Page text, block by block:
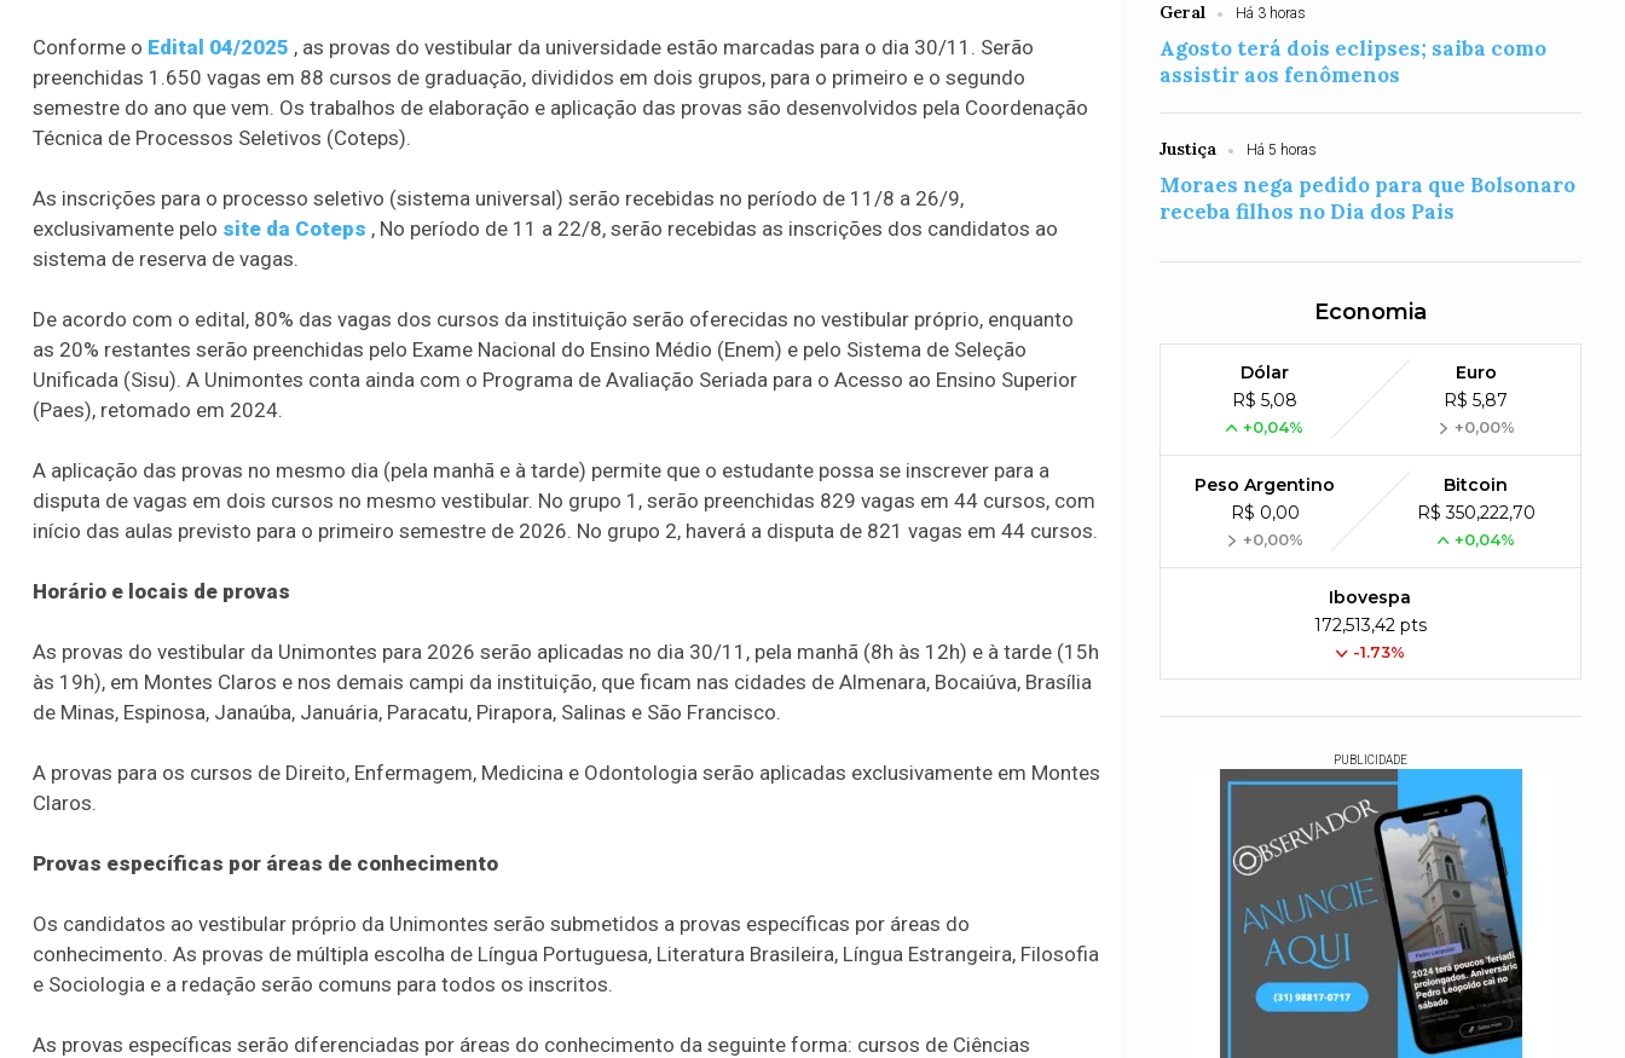
Conforme o Edital 04/2025 , as provas do vestibular da universidade estão marcadas para o dia 30/11. Serão
preenchidas 1.650 vagas em 88 cursos de graduação, divididos em dois grupos, para o primeiro e o segundo
semestre do ano que vem. Os trabalhos de elaboração e aplicação das provas são desenvolvidos pela Coordenação
Técnica de Processos Seletivos (Coteps).
As inscrições para o processo seletivo (sistema universal) serão recebidas no período de 11/8 a 26/9,
exclusivamente pelo site da Coteps , No período de 11 a 22/8, serão recebidas as inscrições dos candidatos ao
sistema de reserva de vagas.
De acordo com o edital, 80% das vagas dos cursos da instituição serão oferecidas no vestibular próprio, enquanto
as 20% restantes serão preenchidas pelo Exame Nacional do Ensino Médio (Enem) e pelo Sistema de Seleção
Unificada (Sisu). A Unimontes conta ainda com o Programa de Avaliação Seriada para o Acesso ao Ensino Superior
(Paes), retomado em 2024.
A aplicação das provas no mesmo dia (pela manhã e à tarde) permite que o estudante possa se inscrever para a
disputa de vagas em dois cursos no mesmo vestibular. No grupo 1, serão preenchidas 829 vagas em 44 cursos, com
início das aulas previsto para o primeiro semestre de 2026. No grupo 2, haverá a disputa de 821 vagas em 44 cursos.
Horário e locais de provas
As provas do vestibular da Unimontes para 2026 serão aplicadas no dia 30/11, pela manhã (8h às 12h) e à tarde (15h
às 19h), em Montes Claros e nos demais campi da instituição, que ficam nas cidades de Almenara, Bocaiúva, Brasília
de Minas, Espinosa, Janaúba, Januária, Paracatu, Pirapora, Salinas e São Francisco.
A provas para os cursos de Direito, Enfermagem, Medicina e Odontologia serão aplicadas exclusivamente em Montes
Claros.
Provas específicas por áreas de conhecimento
Os candidatos ao vestibular próprio da Unimontes serão submetidos a provas específicas por áreas do
conhecimento. As provas de múltipla escolha de Língua Portuguesa, Literatura Brasileira, Língua Estrangeira, Filosofia
e Sociologia e a redação serão comuns para todos os inscritos.
As provas específicas serão diferenciadas por áreas do conhecimento da seguinte forma: cursos de Ciências
Geral Há 3 horas
Agosto terá dois eclipses; saiba como
assistir aos fenômenos
Justiça Há 5 horas
Moraes nega pedido para que Bolsonaro
receba filhos no Dia dos Pais
Economia
Dólar
R$ 5,08
+0,04%
Euro
R$ 5,87
+0,00%
Peso Argentino
R$ 0,00
+0,00%
Bitcoin
R$ 350,222,70
+0,04%
Ibovespa
172,513,42 pts
-1.73%
PUBLICIDADE